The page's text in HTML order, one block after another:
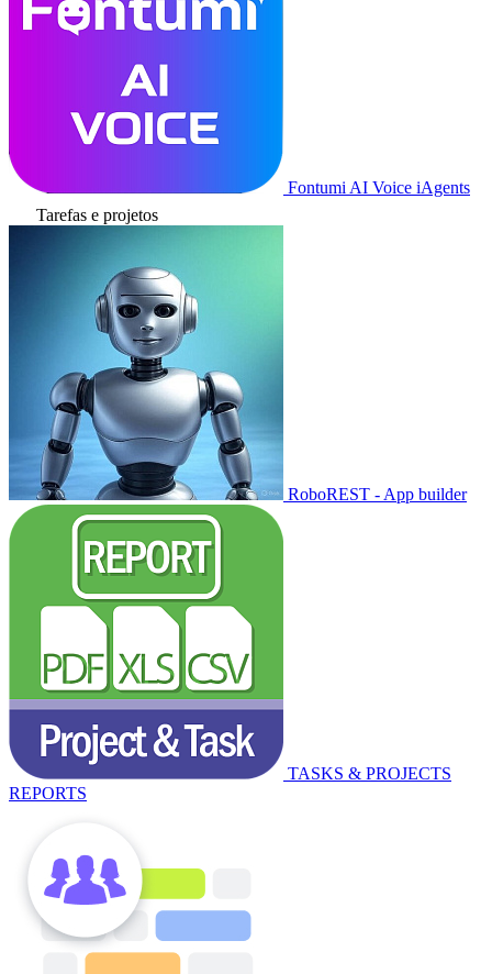
Fontumi AI Voice iAgents
Tarefas e projetos
RoboREST - App builder
TASKS & PROJECTS
REPORTS